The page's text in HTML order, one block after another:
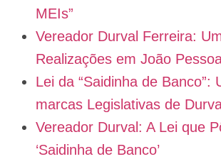
MEIs”
Vereador Durval Ferreira:
Realizações em João
Lei da “Saidinha de Banco”:
marcas Legislativas de
Vereador Durval: A Lei que
‘Saidinha de Banco’